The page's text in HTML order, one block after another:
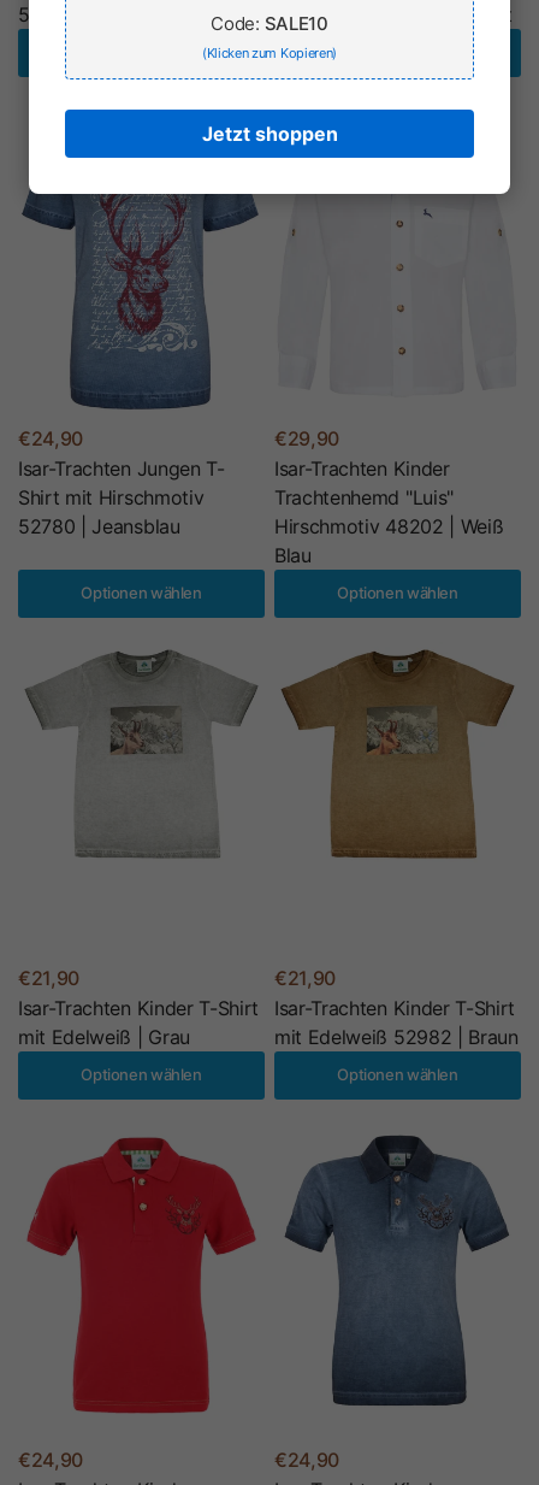
52915 | Marineblau Kariert
52915 | Tannengrün Kariert
€24,90
Isar-Trachten Jungen T-
Shirt mit Hirschmotiv
52780 | Jeansblau
Optionen wählen
€29,90
Isar-Trachten Kinder
Trachtenhemd "Luis"
Hirschmotiv 48202 | Weiß
Blau
Optionen wählen
€21,90
Isar-Trachten Kinder T-Shirt
mit Edelweiß | Grau
Optionen wählen
€21,90
Isar-Trachten Kinder T-Shirt
mit Edelweiß 52982 | Braun
Optionen wählen
€24,90
€24,90
Code: SALE10
(Klicken zum Kopieren)
Jetzt shoppen